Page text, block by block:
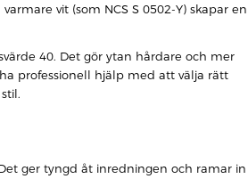
vit (som NCS S 0502-Y) skapar en
40. Det gör ytan hårdare och mer
professionell hjälp med att välja rätt
ger tyngd åt inredningen och ramar in